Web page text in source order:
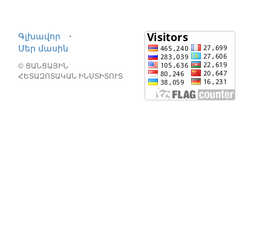
Գլխավոր
⋅
Մեր մասին
© ՑԱՆՑԱՅԻՆ
ՀԵՏԱԶՈՏԱԿԱՆ ԻՆՍՏԻՏՈՒՏ